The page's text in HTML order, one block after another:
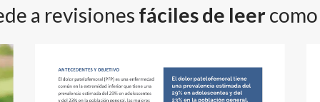
a revisiones fáciles de leer